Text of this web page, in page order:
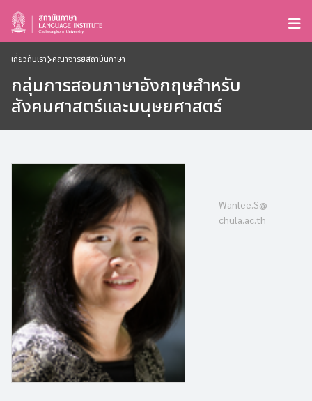
เกี่ยวกับเรา คณาจารย์สถาบันภาษา
กลุ่มการสอนภาษาอังกฤษสำหรับ
สังคมศาสตร์และมนุษยศาสตร์
Wanlee.S@
chula.ac.th